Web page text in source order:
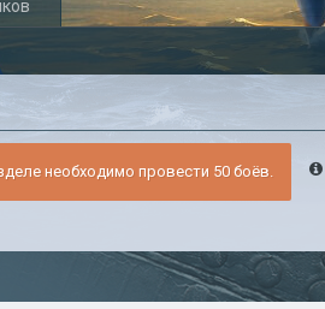
необходимо провести 50 боёв.